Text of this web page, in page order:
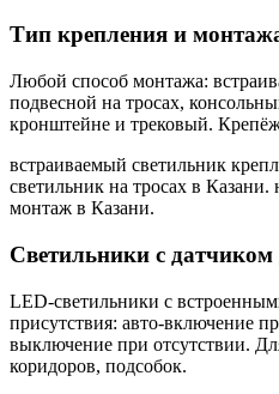
Тип крепления и
Любой способ монтажа:
подвесной на тросах,
кронштейне и трековый.
встраиваемый светильник
светильник на тросах в Казани.
монтаж в Казани.
Светильники с
LED-светильники с
присутствия: авто-включение
выключение при отсутствии.
коридоров, подсобок.